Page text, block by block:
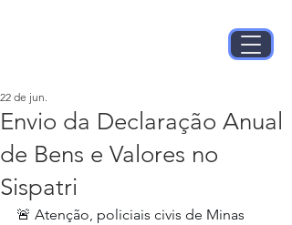
Envio da Declaração Anual
de Bens e Valores no
Sispatri
22 de jun.
🚨 Atenção, policiais civis de Minas